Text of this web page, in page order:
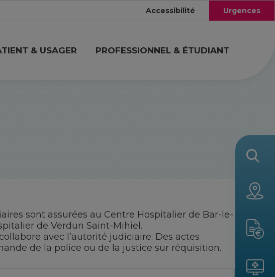
Accessibilité Urgences
& USAGER PROFESSIONNEL & ÉTUDIANT
sont assurées au Centre Hospitalier de Bar-le-
de Verdun Saint-Mihiel.
avec l’autorité judiciaire. Des actes
de la police ou de la justice sur réquisition.